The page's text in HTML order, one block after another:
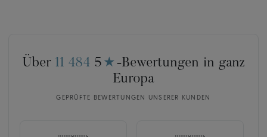
Über 11 484 5 ★ -Bewertungen in ganz
Europa
GEPRÜFTE BEWERTUNGEN UNSERER KUNDEN